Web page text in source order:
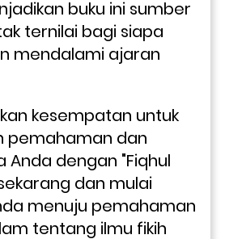
buku ini sumber
ternilai bagi siapa
mendalami ajaran
kesempatan untuk
pemahaman dan
Anda dengan "Fiqhul
dan mulai
menuju pemahaman
tentang ilmu fikih